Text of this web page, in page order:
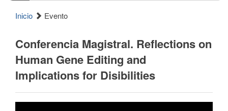
Inicio Evento
Conferencia Magistral. Reflections on
Human Gene Editing and
Implications for Disibilities